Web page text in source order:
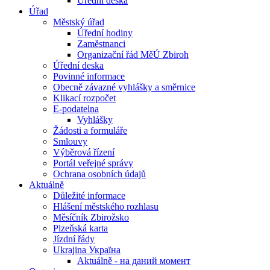
Úřad
Městský úřad
Úřední hodiny
Zaměstnanci
Organizační řád MěÚ Zbiroh
Úřední deska
Povinné informace
Obecně závazné vyhlášky a směrnice
Klikací rozpočet
E-podatelna
Vyhlášky
Žádosti a formuláře
Smlouvy
Výběrová řízení
Portál veřejné správy
Ochrana osobních údajů
Aktuálně
Důležité informace
Hlášení městského rozhlasu
Měsíčník Zbirožsko
Plzeňská karta
Jízdní řády
Ukrajina Україна
Aktuálně - на даний момент